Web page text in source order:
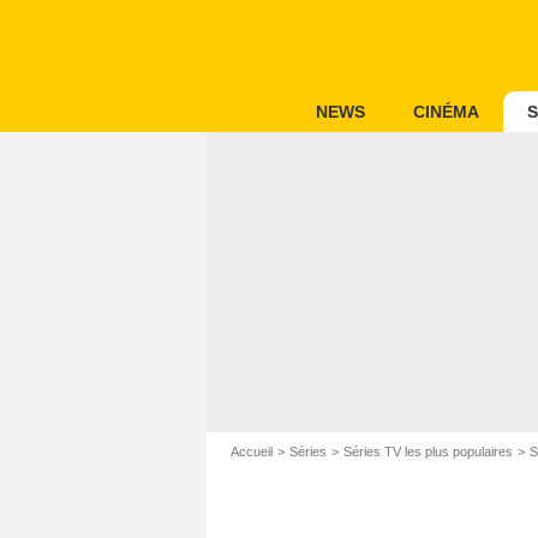
NEWS CINÉMA
Accueil Séries Séries TV les plus populaires